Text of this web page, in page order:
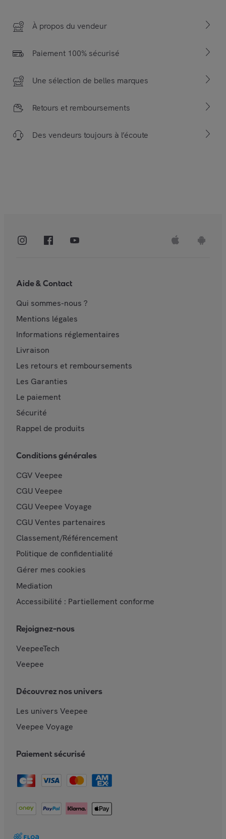
À propos du vendeur
Paiement 100% sécurisé
Une sélection de belles marques
Retours et remboursements
Des vendeurs toujours à l’écoute
Aide & Contact
Qui sommes-nous ?
Mentions légales
Informations réglementaires
Livraison
Les retours et remboursements
Les Garanties
Le paiement
Sécurité
Rappel de produits
Conditions générales
CGV Veepee
CGU Veepee
CGU Veepee Voyage
CGU Ventes partenaires
Classement/Référencement
Politique de confidentialité
Gérer mes cookies
Mediation
Accessibilité : Partiellement conforme
Rejoignez-nous
VeepeeTech
Veepee
Découvrez nos univers
Les univers Veepee
Veepee Voyage
Paiement sécurisé